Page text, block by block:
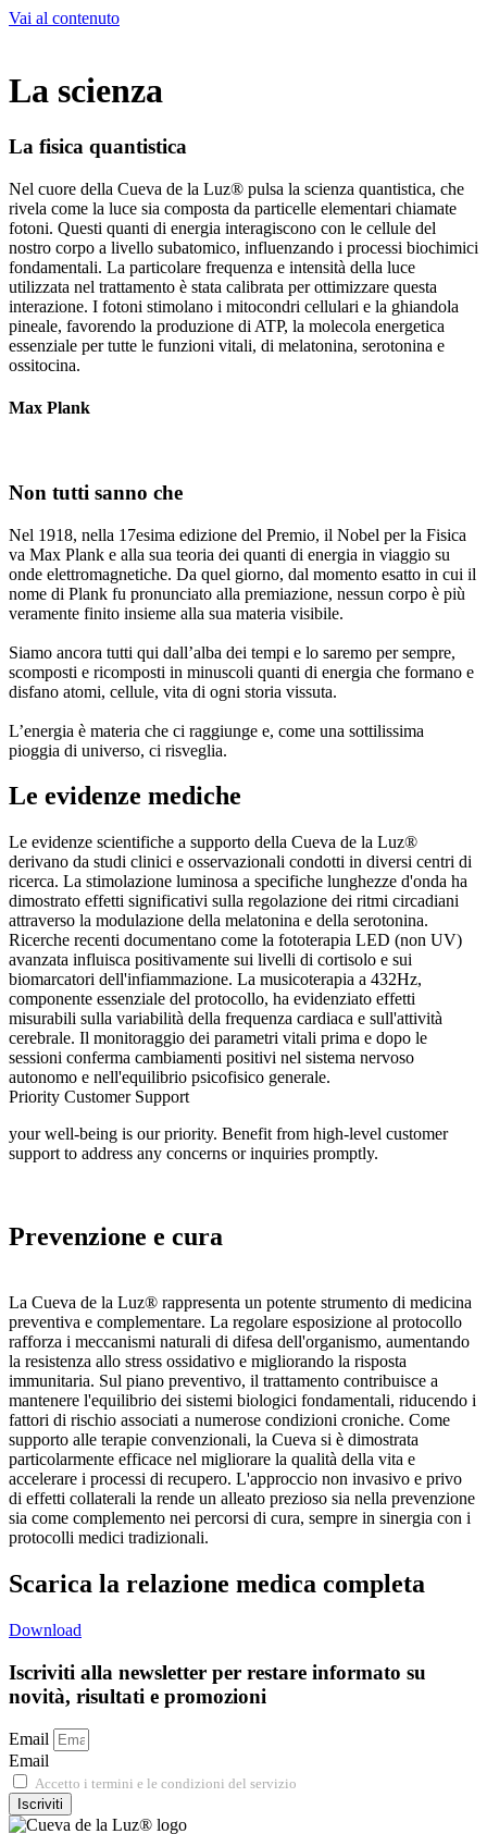
Vai al contenuto
La scienza
La fisica quantistica
Nel cuore della Cueva de la Luz® pulsa la scienza quantistica, che
rivela come la luce sia composta da particelle elementari chiamate
fotoni. Questi quanti di energia interagiscono con le cellule del
nostro corpo a livello subatomico, influenzando i processi biochimici
fondamentali. La particolare frequenza e intensità della luce
utilizzata nel trattamento è stata calibrata per ottimizzare questa
interazione. I fotoni stimolano i mitocondri cellulari e la ghiandola
pineale, favorendo la produzione di ATP, la molecola energetica
essenziale per tutte le funzioni vitali, di melatonina, serotonina e
ossitocina.
Max Plank
Non tutti sanno che
Nel 1918, nella 17esima edizione del Premio, il Nobel per la Fisica
va Max Plank e alla sua teoria dei quanti di energia in viaggio su
onde elettromagnetiche. Da quel giorno, dal momento esatto in cui il
nome di Plank fu pronunciato alla premiazione, nessun corpo è più
veramente finito insieme alla sua materia visibile.
Siamo ancora tutti qui dall’alba dei tempi e lo saremo per sempre,
scomposti e ricomposti in minuscoli quanti di energia che formano e
disfano atomi, cellule, vita di ogni storia vissuta.
L’energia è materia che ci raggiunge e, come una sottilissima
pioggia di universo, ci risveglia.
Le evidenze mediche
Le evidenze scientifiche a supporto della Cueva de la Luz®
derivano da studi clinici e osservazionali condotti in diversi centri di
ricerca. La stimolazione luminosa a specifiche lunghezze d'onda ha
dimostrato effetti significativi sulla regolazione dei ritmi circadiani
attraverso la modulazione della melatonina e della serotonina.
Ricerche recenti documentano come la fototerapia LED (non UV)
avanzata influisca positivamente sui livelli di cortisolo e sui
biomarcatori dell'infiammazione. La musicoterapia a 432Hz,
componente essenziale del protocollo, ha evidenziato effetti
misurabili sulla variabilità della frequenza cardiaca e sull'attività
cerebrale. Il monitoraggio dei parametri vitali prima e dopo le
sessioni conferma cambiamenti positivi nel sistema nervoso
autonomo e nell'equilibrio psicofisico generale.
Priority Customer Support
your well-being is our priority. Benefit from high-level customer
support to address any concerns or inquiries promptly.
Prevenzione e cura
La Cueva de la Luz® rappresenta un potente strumento di medicina
preventiva e complementare. La regolare esposizione al protocollo
rafforza i meccanismi naturali di difesa dell'organismo, aumentando
la resistenza allo stress ossidativo e migliorando la risposta
immunitaria. Sul piano preventivo, il trattamento contribuisce a
mantenere l'equilibrio dei sistemi biologici fondamentali, riducendo i
fattori di rischio associati a numerose condizioni croniche. Come
supporto alle terapie convenzionali, la Cueva si è dimostrata
particolarmente efficace nel migliorare la qualità della vita e
accelerare i processi di recupero. L'approccio non invasivo e privo
di effetti collaterali la rende un alleato prezioso sia nella prevenzione
sia come complemento nei percorsi di cura, sempre in sinergia con i
protocolli medici tradizionali.
Scarica la relazione medica completa
Download
Iscriviti alla newsletter per restare informato su
novità, risultati e promozioni
Email
Email
Accetto i termini e le condizioni del servizio
Iscriviti